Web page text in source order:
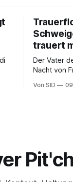
trauert
Der Vater
Nacht von
Kapitän bei.
Von SID